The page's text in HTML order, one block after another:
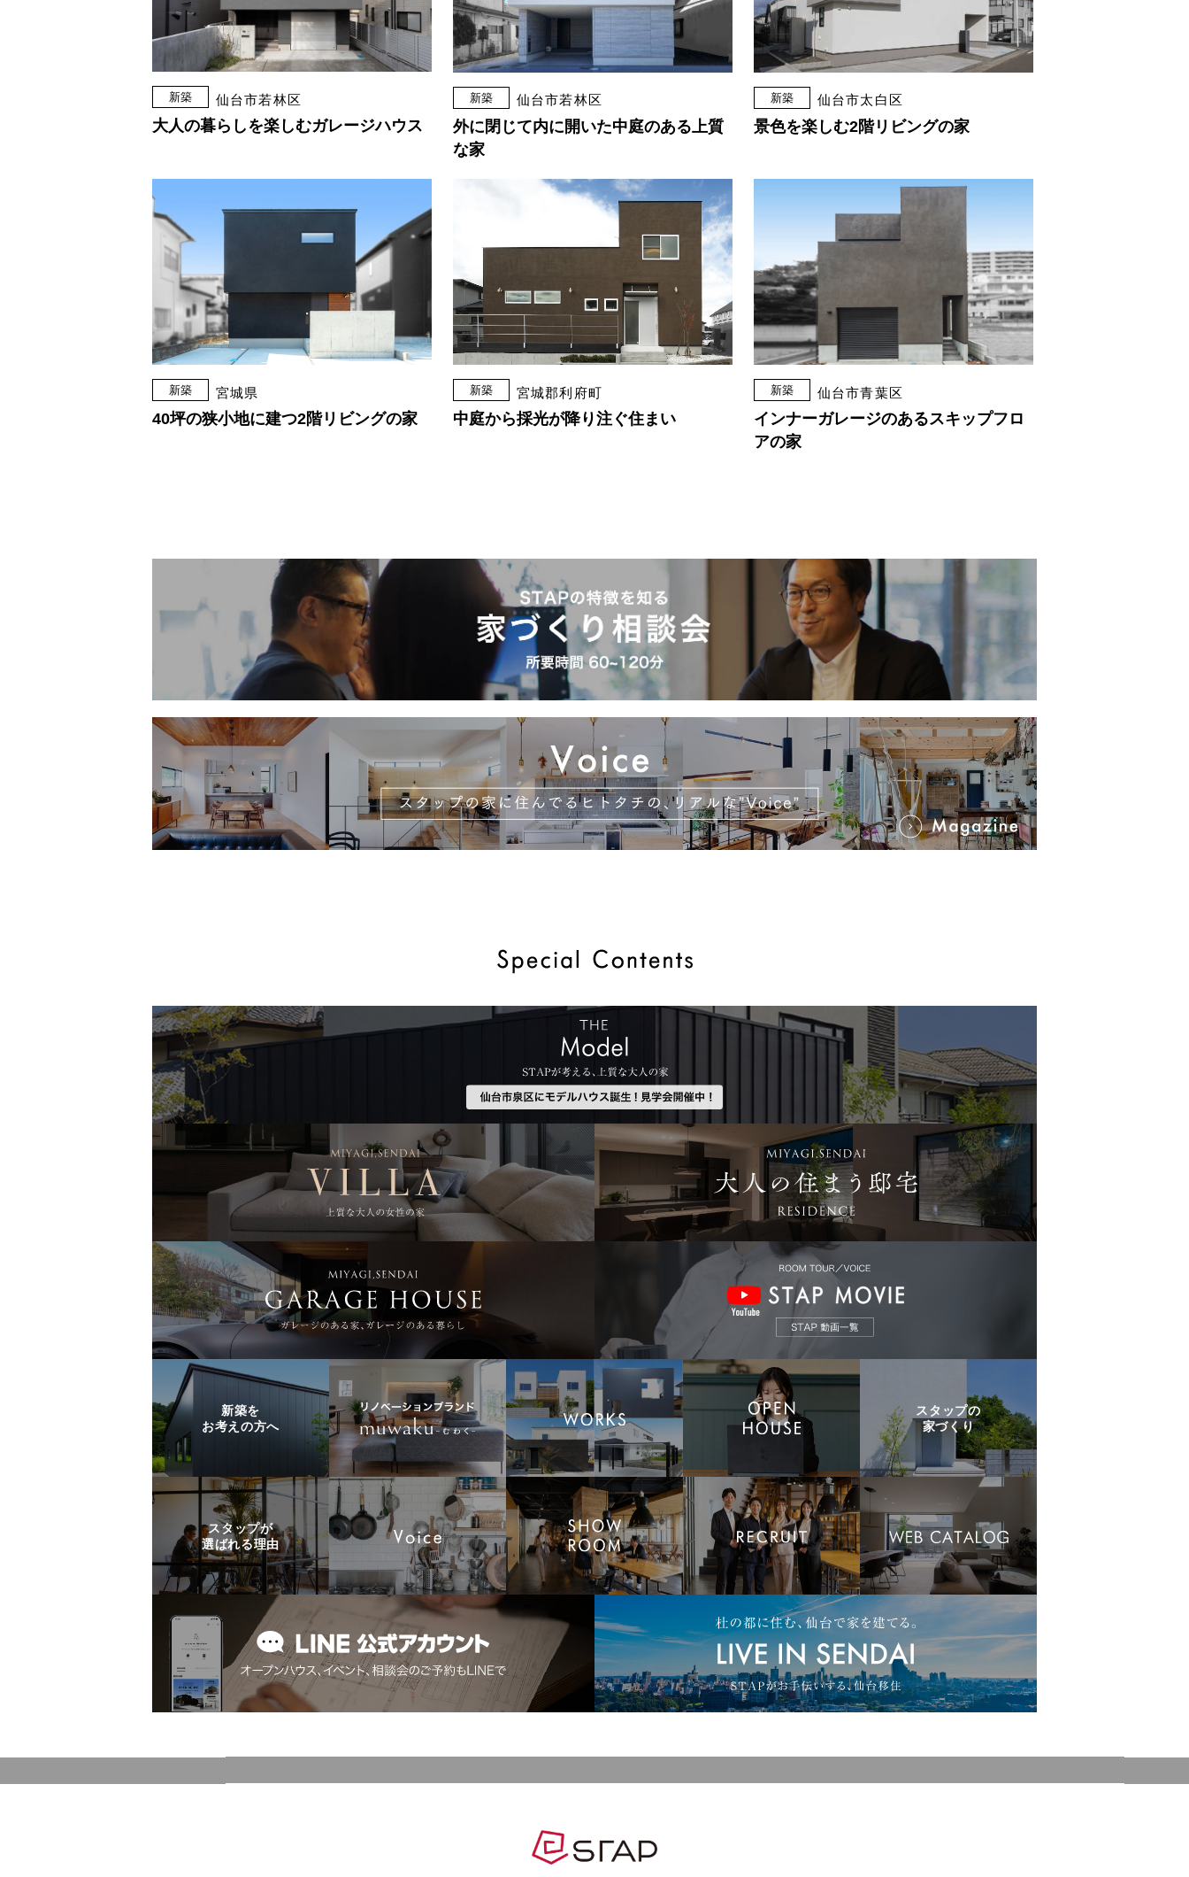
新築 仙台市若林区
大人の暮らしを楽しむガレージハウス
新築 仙台市若林区
外に閉じて内に開いた中庭のある上質
な家
新築 仙台市太白区
景色を楽しむ2階リビングの家
新築 宮城県
40坪の狭小地に建つ2階リビングの家
新築 宮城郡利府町
中庭から採光が降り注ぐ住まい
新築 仙台市青葉区
インナーガレージのあるスキップフロ
アの家
新築を
お考えの方へ
スタップの
家づくり
スタップが
選ばれる理由